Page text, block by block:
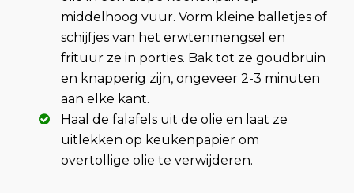
middelhoog vuur. Vorm kleine balletjes of
schijfjes van het erwtenmengsel en
frituur ze in porties. Bak tot ze goudbruin
en knapperig zijn, ongeveer 2-3 minuten
aan elke kant.
Haal de falafels uit de olie en laat ze
uitlekken op keukenpapier om
overtollige olie te verwijderen.